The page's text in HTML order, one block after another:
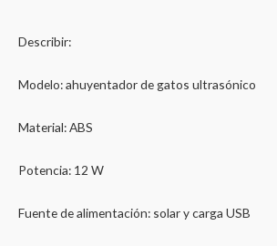
Describir:
Modelo: ahuyentador de gatos ultrasónico
Material: ABS
Potencia: 12 W
Fuente de alimentación: solar y carga USB